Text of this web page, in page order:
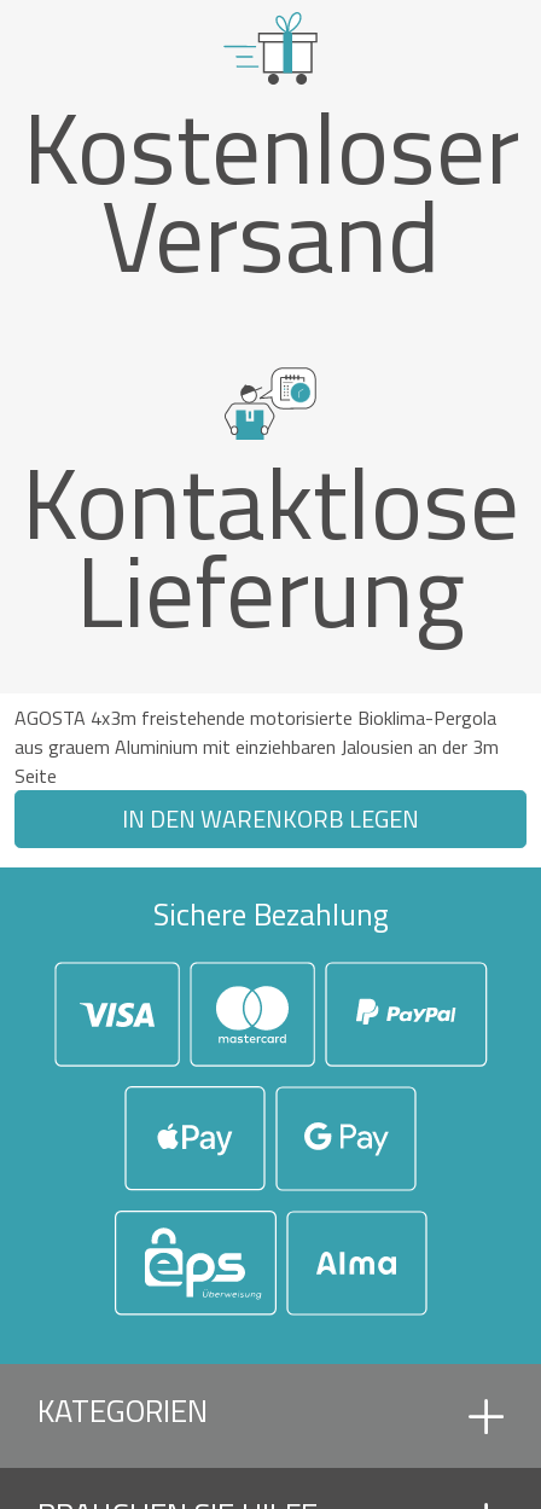
Kostenloser
Versand
Kontaktlose
Lieferung
AGOSTA 4x3m freistehende motorisierte Bioklima-Pergola
aus grauem Aluminium mit einziehbaren Jalousien an der 3m
Seite
IN DEN WARENKORB LEGEN
Sichere Bezahlung
KATEGORIEN